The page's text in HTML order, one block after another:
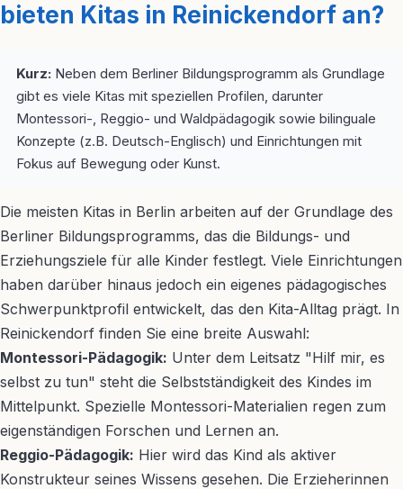
bieten Kitas in Reinickendorf an?
Kurz: Neben dem Berliner Bildungsprogramm als Grundlage
gibt es viele Kitas mit speziellen Profilen, darunter
Montessori-, Reggio- und Waldpädagogik sowie bilinguale
Konzepte (z.B. Deutsch-Englisch) und Einrichtungen mit
Fokus auf Bewegung oder Kunst.
Die meisten Kitas in Berlin arbeiten auf der Grundlage des
Berliner Bildungsprogramms, das die Bildungs- und
Erziehungsziele für alle Kinder festlegt. Viele Einrichtungen
haben darüber hinaus jedoch ein eigenes pädagogisches
Schwerpunktprofil entwickelt, das den Kita-Alltag prägt. In
Reinickendorf finden Sie eine breite Auswahl:
Montessori-Pädagogik: Unter dem Leitsatz "Hilf mir, es
selbst zu tun" steht die Selbstständigkeit des Kindes im
Mittelpunkt. Spezielle Montessori-Materialien regen zum
eigenständigen Forschen und Lernen an.
Reggio-Pädagogik: Hier wird das Kind als aktiver
Konstrukteur seines Wissens gesehen. Die Erzieherinnen